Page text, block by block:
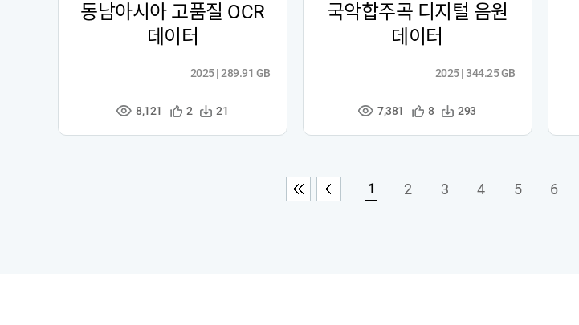
동남아시아 고품질 OCR
데이터
조
수
8,121
관
등
2
다
수
21
2025 | 289.91 GB
국악합주곡 디지털 음원
데이터
조
수
7,381
관
등
8
다
수
293
2025 | 344.25 GB
처음 이전 1 2 3 4 5 6